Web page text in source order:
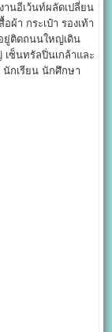
านอีเว้นท์ผลัดเปลี่ยน
ผ้า กระเป๋า รองเท้า
ยู่ติดถนนใหญ่เดิน
ซ็นทรัลปิ่นเกล้าและ
นักเรียน นักศึกษา